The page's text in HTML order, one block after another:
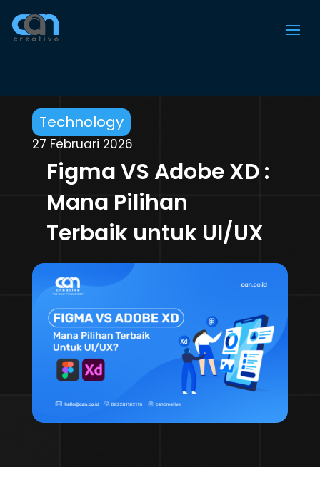
Technology
27 Februari 2026
Figma VS Adobe XD :
Mana Pilihan
Terbaik untuk UI/UX